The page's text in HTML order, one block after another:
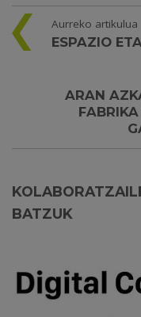
Aurreko artikulua
ESPAZIO
ARAN
BATZUK